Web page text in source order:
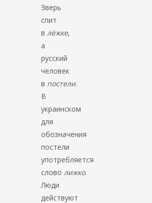
Зверь
спит
влёжке,
а
русский
человек
в постели.
В
украинском
для
обозначения
постели
употребляется
словолижко.
Люди
действуют